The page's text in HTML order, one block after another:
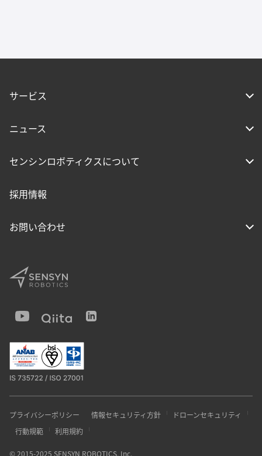
サービス
ニュース
センシンロボティクスについて
採用情報
お問い合わせ
プライバシーポリシー 情報セキュリティ方針
ドローンセキュリティ
行動規範
利用規約
© 2015-2025 SENSYN ROBOTICS, Inc.